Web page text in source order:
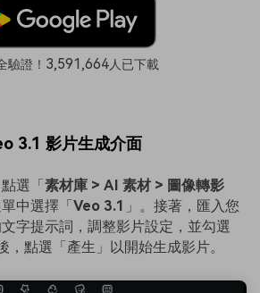
驗證！ 3,591,664人已下載
3.1 影片生成介面
選「素材庫 > AI 素材 > 圖像轉影
中選擇「Veo 3.1 」。接著，匯入您
字提示詞，調整影片設定，並勾選
，點選「產生」以開始生成影片。